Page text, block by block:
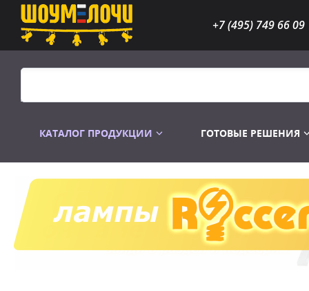
+7 (495) 749 66 09
КАТАЛОГ ПРОДУКЦИИ
Распродажа Лампы
ГОТОВЫЕ РЕШЕНИЯ